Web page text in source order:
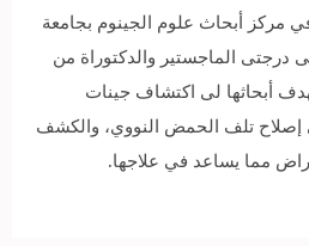
مركز أبحاث علوم الجينوم بجامعة
الماجستير والدكتوراة من
أبحاثها لى اكتشاف جينات
إصلاح تلف الحمض النووي، والكشف
مما يساعد في علاجها.